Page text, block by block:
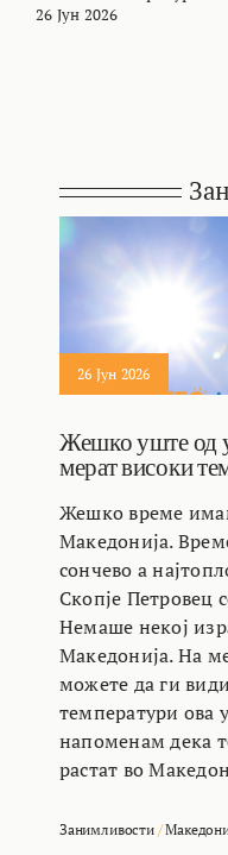
26 Јун 2026
26 Јун 2026
Жешко уште од
мерат високи
Жешко време
Македонија.
сончево а
Скопје Петровец
Немаше некој
Македонија. На
можете да ги
температури ова
напоменам дека
растат во
Занимливости/